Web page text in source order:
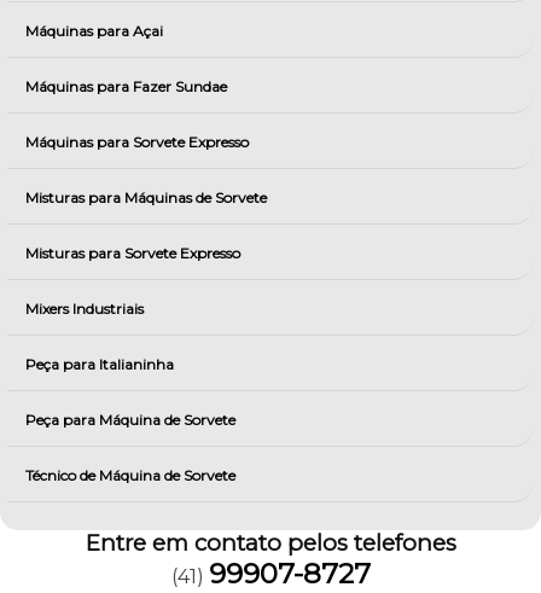
Máquinas para Açai
Máquinas para Fazer Sundae
Máquinas para Sorvete Expresso
Misturas para Máquinas de Sorvete
Misturas para Sorvete Expresso
Mixers Industriais
Peça para Italianinha
Peça para Máquina de Sorvete
Técnico de Máquina de Sorvete
Entre em contato pelos telefones
(41) 99907-8727